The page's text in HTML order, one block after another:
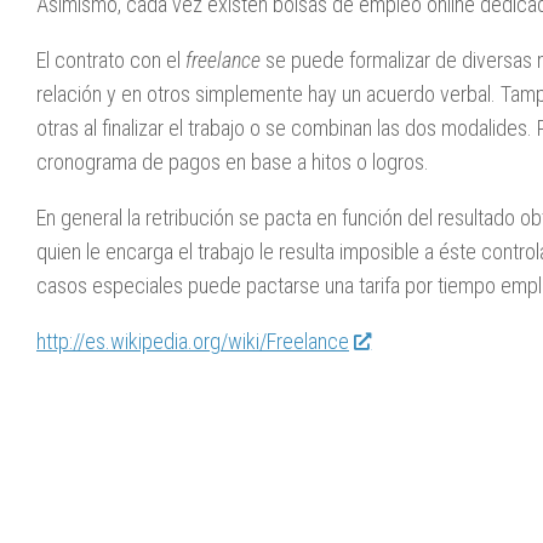
El contrato con el freelance se puede formalizar de diversas
relación y en otros simplemente hay un acuerdo verbal.
otras al finalizar el trabajo o se combinan las dos
cronograma de pagos en base a hitos o logros.
En general la retribución se pacta en función del resultado
quien le encarga el trabajo le resulta imposible a éste
casos especiales puede pactarse una tarifa por tiempo
http://es.wikipedia.org/wiki/Freelance